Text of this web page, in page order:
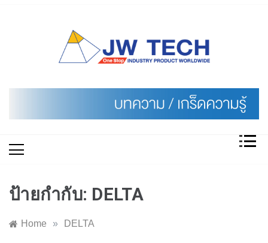
ป้ายกำกับ: DELTA
Home » DELTA